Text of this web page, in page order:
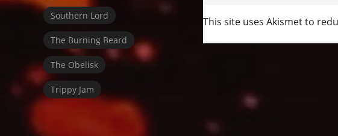
This site uses Akismet to
Southern Lord
The Burning Beard
The Obelisk
Trippy Jam